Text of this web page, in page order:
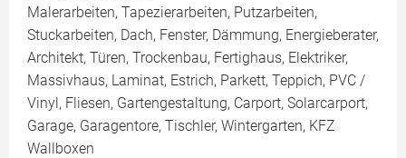
Malerarbeiten, Tapezierarbeiten, Putzarbeiten,
Stuckarbeiten, Dach, Fenster, Dämmung, Energieberater,
Architekt, Türen, Trockenbau, Fertighaus, Elektriker,
Massivhaus, Laminat, Estrich, Parkett, Teppich, PVC /
Vinyl, Fliesen, Gartengestaltung, Carport, Solarcarport,
Garage, Garagentore, Tischler, Wintergarten, KFZ
Wallboxen